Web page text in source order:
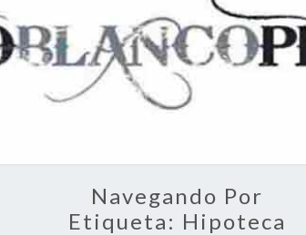
BREVE
VITAL Y
Navegando Por
Etiqueta: Hipoteca